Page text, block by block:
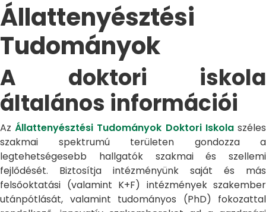
Állattenyésztési
Tudományok
A doktori iskola
általános információi
AzÁllattenyésztési Tudományok Doktori Iskolaszéles
szakmai spektrumú területen gondozza a
legtehetségesebb hallgatók szakmai és szellemi
fejlődését. Biztosítja intézményünk saját és más
felsőoktatási (valamint K+F) intézmények szakember
utánpótlását, valamint tudományos (PhD) fokozattal